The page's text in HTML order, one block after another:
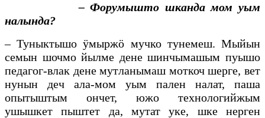
– Форумышто шканда мом уым
налында?
– Туныктышо ӱмыржӧ мучко тунемеш. Мыйын
семын шочмо йылме дене шинчымашым пуышо
педагог-влак дене мутланымаш моткоч шерге, вет
нунын деч ала-мом уым пален налат, паша
опытыштым ончет, южо технологийжым
ушышкет пыштет да, мутат уке, шке нерген